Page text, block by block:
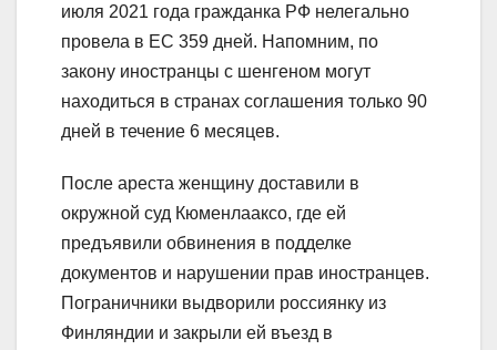
июля 2021 года гражданка РФ нелегально
провела в ЕС 359 дней. Напомним, по
закону иностранцы с шенгеном могут
находиться в странах соглашения только 90
дней в течение 6 месяцев.
После ареста женщину доставили в
окружной суд Кюменлааксо, где ей
предъявили обвинения в подделке
документов и нарушении прав иностранцев.
Пограничники выдворили россиянку из
Финляндии и закрыли ей въезд в